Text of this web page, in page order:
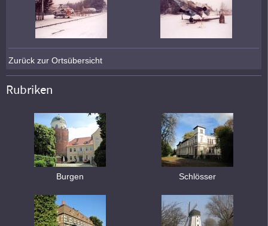
Zurück zur Ortsübersicht
Rubriken
Burgen Schlösser